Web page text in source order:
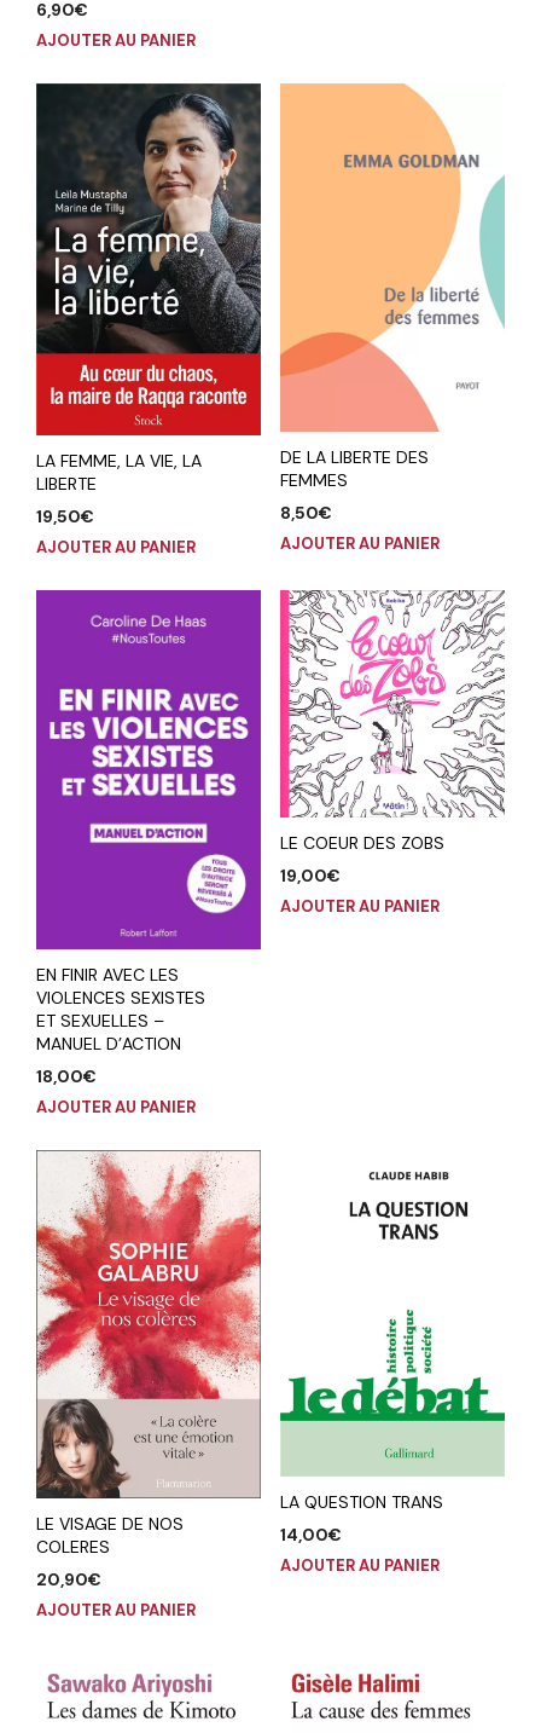
6,90€
AJOUTER AU PANIER
LA FEMME, LA VIE, LA
LIBERTE
19,50€
AJOUTER AU PANIER
DE LA LIBERTE DES
FEMMES
8,50€
AJOUTER AU PANIER
EN FINIR AVEC LES
VIOLENCES SEXISTES
ET SEXUELLES –
MANUEL D’ACTION
18,00€
AJOUTER AU PANIER
LE COEUR DES ZOBS
19,00€
AJOUTER AU PANIER
LE VISAGE DE NOS
COLERES
20,90€
AJOUTER AU PANIER
LA QUESTION TRANS
14,00€
AJOUTER AU PANIER